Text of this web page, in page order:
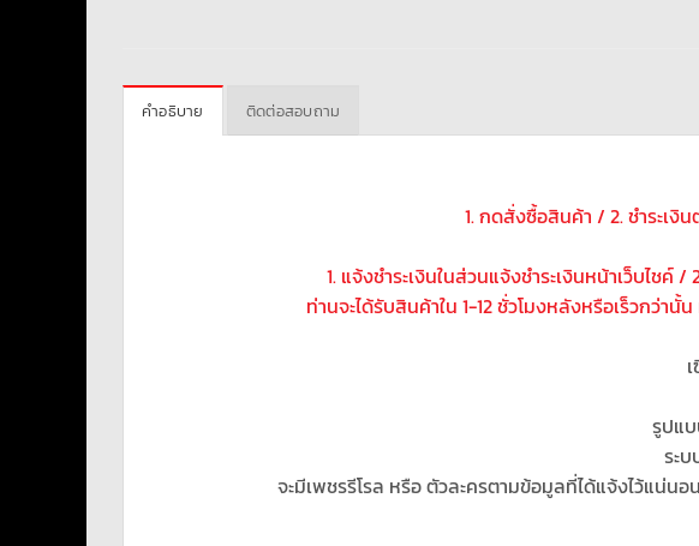
คำอธิบาย ติดต่อสอบถาม
1. กดสั่งซื้อสินค้า / 2. ชำระเงิ
1. แจ้งชำระเงินในส่วนแจ้งชำระเงินหน้าเว็บไช
ท่านจะได้รับสินค้าใน 1-12 ชั่วโมงหลังหรือเร็วกว่า
รูปแ
ระ
จะมีเพชรรีโรล หรือ ตัวละครตามข้อมูลที่ได้แจ้งไว้แน่